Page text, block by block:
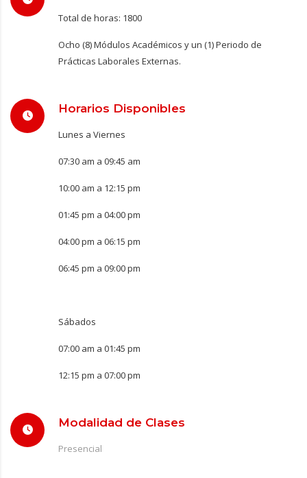
Total de horas: 1800
Ocho (8) Módulos Académicos y un (1) Periodo de
Prácticas Laborales Externas.
Horarios Disponibles
Lunes a Viernes
07:30 am a 09:45 am
10:00 am a 12:15 pm
01:45 pm a 04:00 pm
04:00 pm a 06:15 pm
06:45 pm a 09:00 pm
Sábados
07:00 am a 01:45 pm
12:15 pm a 07:00 pm
Modalidad de Clases
Presencial